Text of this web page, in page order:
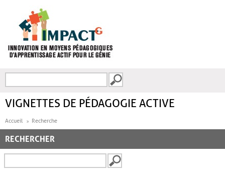
FORMULAIRE DE
VIGNETTES DE PÉDAGOGIE ACTIVE
Accueil Recherche
RECHERCHER